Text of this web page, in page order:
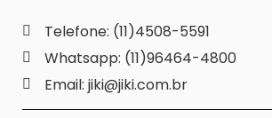
Telefone: (11)4508-5591
Whatsapp: (11)96464-4800
Email: jiki@jiki.com.br